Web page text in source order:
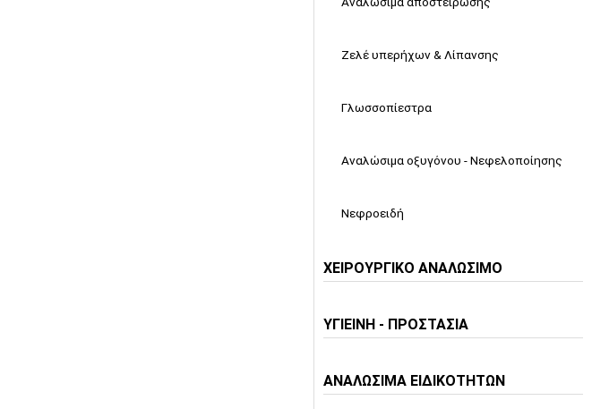
Ζελέ υπερήχων & Λίπανσης
Γλωσσοπίεστρα
Αναλώσιμα οξυγόνου - Νεφελοποίησης
Νεφροειδή
ΧΕΙΡΟΥΡΓΙΚΟ ΑΝΑΛΩΣΙΜΟ
ΥΓΙΕΙΝΗ - ΠΡΟΣΤΑΣΙΑ
ΑΝΑΛΩΣΙΜΑ ΕΙΔΙΚΟΤΗΤΩΝ